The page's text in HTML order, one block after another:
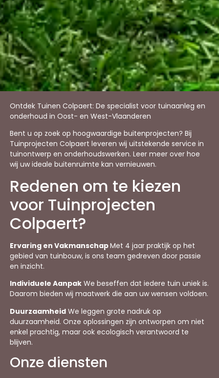
Ontdek Tuinen Colpaert: De specialist voor tuinaanleg en
onderhoud in Oost- en West-Vlaanderen
Bent u op zoek op hoogwaardige buitenprojecten? Bij
Tuinprojecten Colpaert leveren wij uitstekende service in
tuinontwerp en onderhoudswerken. Leer meer over hoe
wij uw ideale buitenruimte kan vernieuwen.
Redenen om te kiezen
voor Tuinprojecten
Colpaert?
Ervaring en VakmanschapMet 4 jaar praktijk op het
gebied van tuinbouw, is ons team gedreven door passie
en inzicht.
Individuele Aanpak We beseffen dat iedere tuin uniek is.
Daarom bieden wij maatwerk die aan uw wensen voldoen.
Duurzaamheid We leggen grote nadruk op
duurzaamheid. Onze oplossingen zijn ontworpen om niet
enkel prachtig, maar ook ecologisch verantwoord te
blijven.
Onze diensten